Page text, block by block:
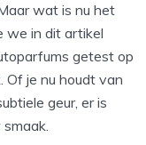
wat is nu het
we in dit artikel
getest op
Of je nu houdt van
geur, er is